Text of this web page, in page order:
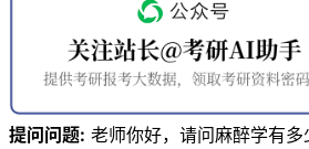
提问问题: 老师你好，请问麻醉学有